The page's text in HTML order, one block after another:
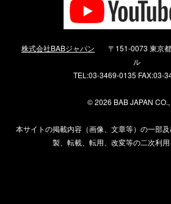
株式会社BABジャパン
〒151-0073 東京
ル
TEL:03-3469-0135 FAX:03-
©2026 BAB JAPAN CO.,
本サイトの掲載内容（画像、文章等）の一部
製、転載、転用、改変等の二次利